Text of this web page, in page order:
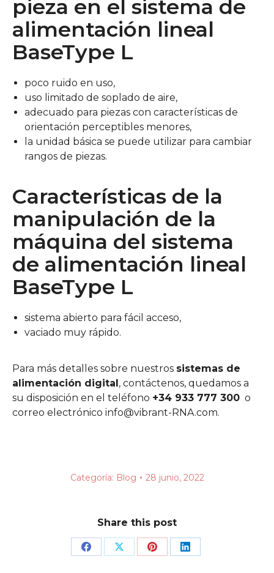
pieza en el sistema de
alimentación lineal
BaseType L
poco ruido en uso,
uso limitado de soplado de aire,
adecuado para piezas con características de
orientación perceptibles menores,
la unidad básica se puede utilizar para cambiar
rangos de piezas.
Características de la
manipulación de la
máquina del sistema
de alimentación lineal
BaseType L
sistema abierto para fácil acceso,
vaciado muy rápido.
Para más detalles sobre nuestros sistemas de
alimentación digital, contáctenos, quedamos a
su disposición en el teléfono +34 933 777 300 o
correo electrónico info@vibrant-RNA.com.
Categoría: Blog 28 junio, 2022
Share this post
Share Share Share Share